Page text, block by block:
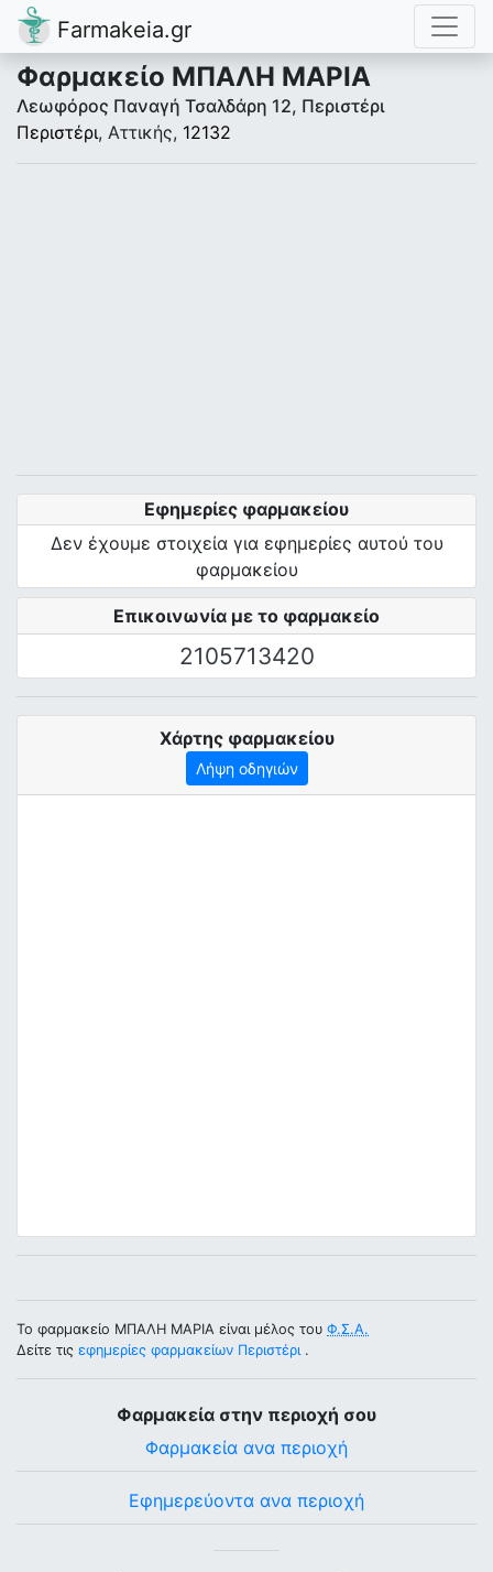
Farmakeia.gr
Φαρμακείο ΜΠΑΛΗ ΜΑΡΙΑ
Λεωφόρος Παναγή Τσαλδάρη 12, Περιστέρι
Περιστέρι, Αττικής, 12132
Επικοινωνία με το φαρμακείο
2105713420
Εφημερίες φαρμακείου
Δεν έχουμε στοιχεία για εφημερίες αυτού του
φαρμακείου
Χάρτης φαρμακείου
Λήψη οδηγιών
Το φαρμακείο ΜΠΑΛΗ ΜΑΡΙΑ είναι μέλος του Φ.Σ.Α.
Δείτε τις εφημερίες φαρμακείων Περιστέρι.
Φαρμακεία στην περιοχή σου
Φαρμακεία ανα περιοχή
Εφημερεύοντα ανα περιοχή